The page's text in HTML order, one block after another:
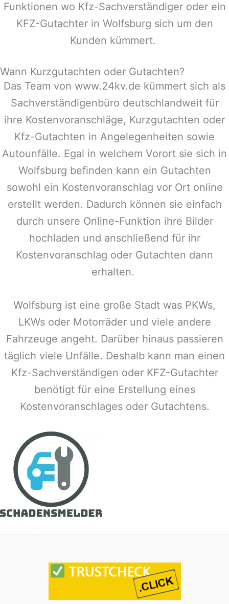
Funktionen wo Kfz-Sachverständiger oder ein
KFZ-Gutachter in Wolfsburg sich um den
Kunden kümmert.
Wann Kurzgutachten oder Gutachten?
Das Team von www.24kv.de kümmert sich als
Sachverständigenbüro deutschlandweit für
ihre Kostenvoranschläge, Kurzgutachten oder
Kfz-Gutachten in Angelegenheiten sowie
Autounfälle. Egal in welchem Vorort sie sich in
Wolfsburg befinden kann ein Gutachten
sowohl ein Kostenvoranschlag vor Ort online
erstellt werden. Dadurch können sie einfach
durch unsere Online-Funktion ihre Bilder
hochladen und anschließend für ihr
Kostenvoranschlag oder Gutachten dann
erhalten.
Wolfsburg ist eine große Stadt was PKWs,
LKWs oder Motorräder und viele andere
Fahrzeuge angeht. Darüber hinaus passieren
täglich viele Unfälle. Deshalb kann man einen
Kfz-Sachverständigen oder KFZ-Gutachter
benötigt für eine Erstellung eines
Kostenvoranschlages oder Gutachtens.